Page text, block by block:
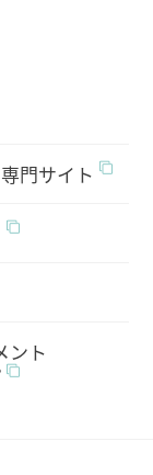
門サイト
ント